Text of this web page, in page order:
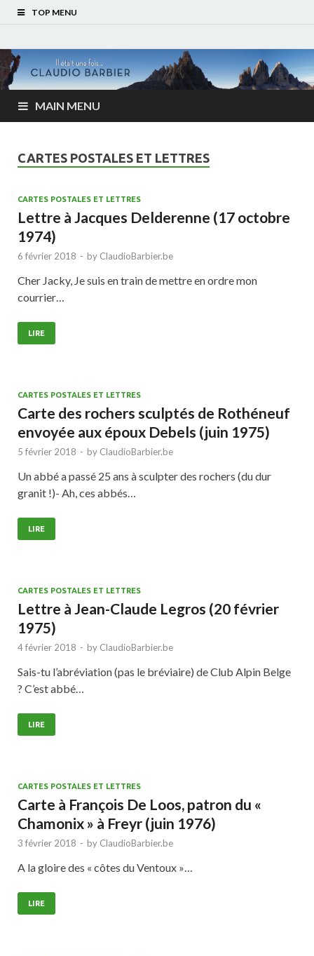
TOP MENU
MAIN MENU
CARTES POSTALES ET LETTRES
CARTES POSTALES ET LETTRES
Lettre à Jacques Delderenne (17 octobre
1974)
6 février 2018 - by ClaudioBarbier.be
Cher Jacky, Je suis en train de mettre en ordre mon
courrier…
LIRE
CARTES POSTALES ET LETTRES
Carte des rochers sculptés de Rothéneuf
envoyée aux époux Debels (juin 1975)
5 février 2018 - by ClaudioBarbier.be
Un abbé a passé 25 ans à sculpter des rochers (du dur
granit !)- Ah, ces abbés…
LIRE
CARTES POSTALES ET LETTRES
Lettre à Jean-Claude Legros (20 février
1975)
4 février 2018 - by ClaudioBarbier.be
Sais-tu l’abréviation (pas le bréviaire) de Club Alpin Belge
? C’est abbé…
LIRE
CARTES POSTALES ET LETTRES
Carte à François De Loos, patron du «
Chamonix » à Freyr (juin 1976)
3 février 2018 - by ClaudioBarbier.be
A la gloire des « côtes du Ventoux »…
LIRE